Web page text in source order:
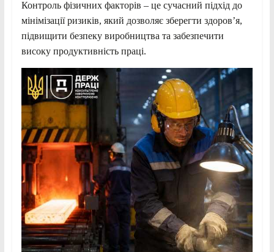
Контроль фізичних факторів – це сучасний підхід до
мінімізації ризиків, який дозволяє зберегти здоров’я,
підвищити безпеку виробництва та забезпечити
високу продуктивність праці.